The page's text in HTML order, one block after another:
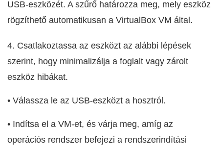
USB-eszközét. A szűrő határozza meg, mely eszköz
rögzíthető automatikusan a VirtualBox VM által.
4. Csatlakoztassa az eszközt az alábbi lépések
szerint, hogy minimalizálja a foglalt vagy zárolt
eszköz hibákat.
• Válassza le az USB-eszközt a hosztról.
• Indítsa el a VM-et, és várja meg, amíg az
operációs rendszer befejezi a rendszerindítási